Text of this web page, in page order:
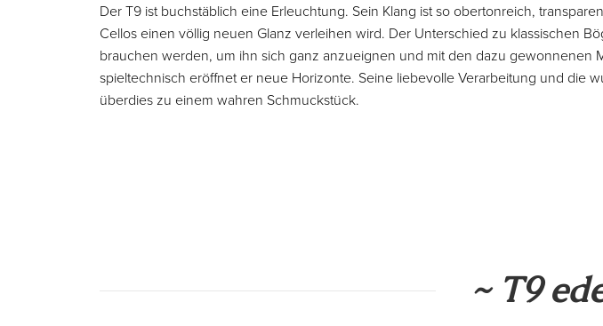
Der T9 ist buchstäblich eine Erleuchtung. Sein Klang ist so obertonreich,
Cellos einen völlig neuen Glanz verleihen wird. Der Unterschied zu klassischen
brauchen werden, um ihn sich ganz anzueignen und mit den dazu gewonnenen
spieltechnisch eröffnet er neue Horizonte. Seine liebevolle Verarbeitung und die
überdies zu einem wahren Schmuckstück.
~ T9